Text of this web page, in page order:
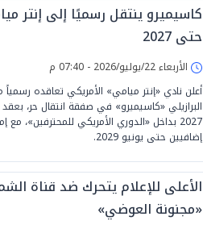
كاسيميرو ينتقل رسميًا إلى إنتر
حتى 2027
الأربعاء 22/يوليو/2026 - 07:40 م
أعلن نادي «إنتر ميامي» الأمريكي تعاقده
البرازيلي «كاسيميرو» في صفقة انتقال حر،
2027 بداخل «الدوري الأمريكي للمحترفين»، مع
إضافيين حتى يونيو 2029.
الأعلى للإعلام يتحرك ضد قناة
«مجنونة العوضي»